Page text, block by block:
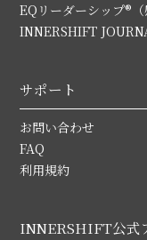
EQリーダーシップ®（
INNERSHIFT
サポート
お問い合わせ
FAQ
利用規約
INNERSHIFT公式